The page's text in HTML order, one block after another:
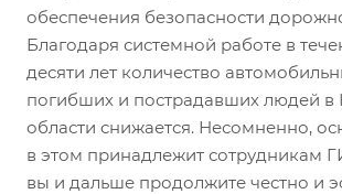
обеспечения безопасности
Благодаря системной работе в
десяти лет количество
погибших и пострадавших людей в
области снижается. Несомненно,
в этом принадлежит сотрудникам
вы и дальше продолжите честно и